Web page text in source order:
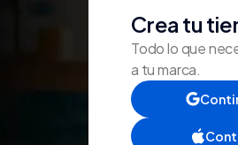
Crea tu
Todo lo que
a tu marca.